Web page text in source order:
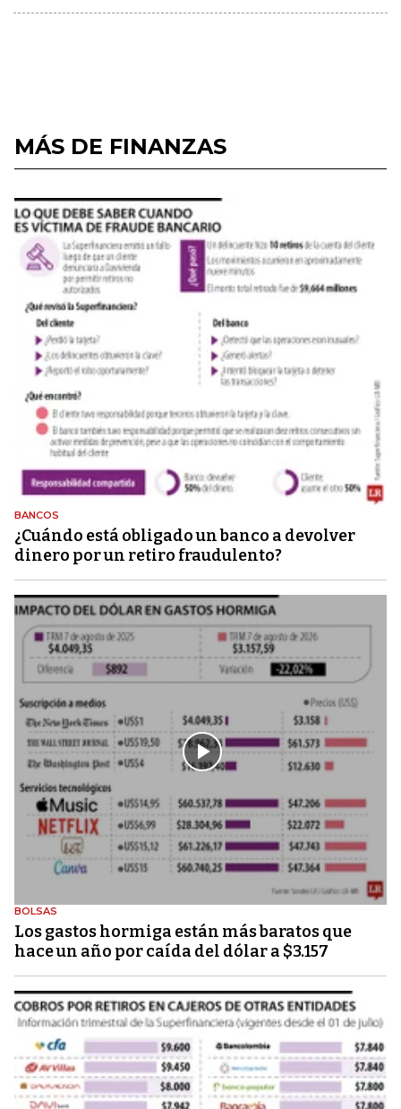
MÁS DE FINANZAS
BANCOS
¿Cuándo está obligado un banco a devolver
dinero por un retiro fraudulento?
BOLSAS
Los gastos hormiga están más baratos que
hace un año por caída del dólar a $3.157